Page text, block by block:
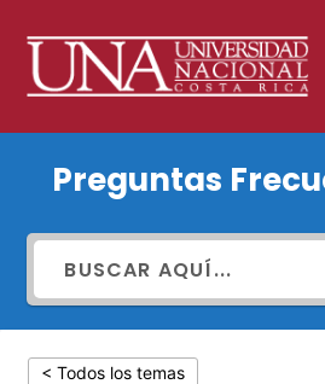
saber
promedio
de
ingreso
Preguntas
< Todos los temas